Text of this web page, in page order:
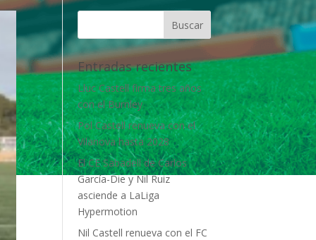
Entradas recientes
Lluc Castell firma tres años
con el Burnley
Pol Castell renueva con el
Vilanova hasta 2028
El CE Sabadell de Carlos
García-Die y Nil Ruiz
asciende a LaLiga
Hypermotion
Nil Castell renueva con el FC